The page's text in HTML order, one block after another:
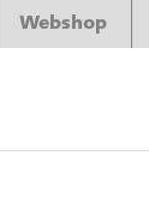
Webshop